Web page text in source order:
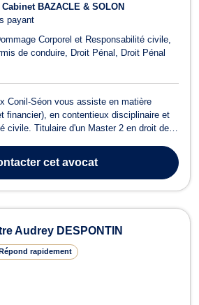
Cabinet BAZACLE & SOLON
payant
Corporel et Responsabilité civile
de conduire
Droit Pénal
Droit Pénal
Conil-Séon vous assiste en matière
financier), en contentieux disciplinaire et
civile. Titulaire d'un Master 2 en droit des
Lyon III (2013), d'un Master spécialisé...
cet avocat
Audrey DESPONTIN
Répond rapidement